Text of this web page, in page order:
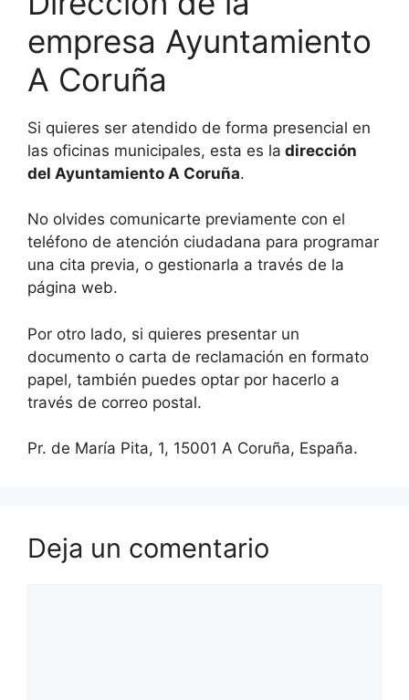
empresa Ayuntamiento
A Coruña
Si quieres ser atendido de forma presencial en
las oficinas municipales, esta es la dirección
del Ayuntamiento A Coruña.
No olvides comunicarte previamente con el
teléfono de atención ciudadana para programar
una cita previa, o gestionarla a través de la
página web.
Por otro lado, si quieres presentar un
documento o carta de reclamación en formato
papel, también puedes optar por hacerlo a
través de correo postal.
Pr. de María Pita, 1, 15001 A Coruña, España.
Deja un comentario